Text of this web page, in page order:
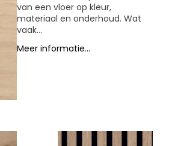
van een vloer op kleur,
materiaal en onderhoud. Wat
vaak...
Meer informatie...